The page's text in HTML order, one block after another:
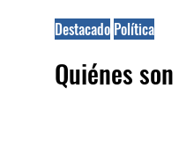
Destacado Política
Quiénes